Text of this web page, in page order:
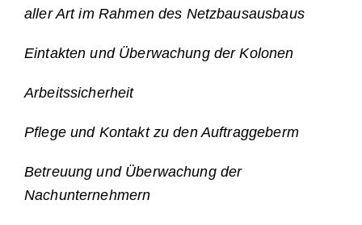
aller Art im Rahmen des Netzbausausbaus
Eintakten und Überwachung der Kolonen
Arbeitssicherheit
Pflege und Kontakt zu den Auftraggeberm
Betreuung und Überwachung der
Nachunternehmern